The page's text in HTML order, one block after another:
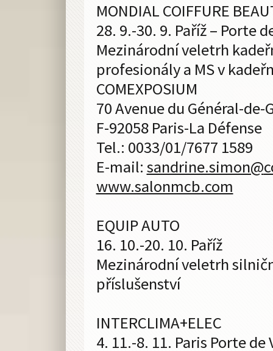
MONDIAL COIFFURE
28. 9.-30. 9. Paříž – Porte
Mezinárodní veletrh
profesionály a MS v
COMEXPOSIUM
70 Avenue du Général-de-
F-92058 Paris-La Défense
Tel.: 0033/01/7677 1589
E-mail: sandrine.simon@
www.salonmcb.com
EQUIP AUTO
16. 10.-20. 10. Paříž
Mezinárodní veletrh
příslušenství
INTERCLIMA+ELEC
4. 11.-8. 11. Paris Porte de